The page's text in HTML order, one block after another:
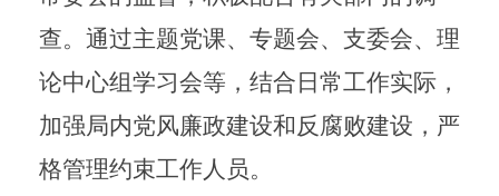
查。通过主题党课、专题会、支委会、理
论中心组学习会等，结合日常工作实际，
加强局内党风廉政建设和反腐败建设，严
格管理约束工作人员。